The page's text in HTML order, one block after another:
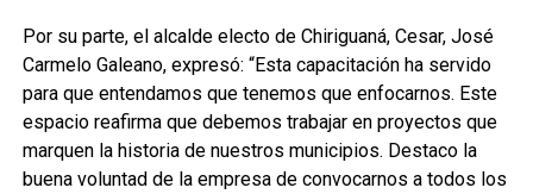
Por su parte, el alcalde electo de Chiriguaná, Cesar, José
Carmelo Galeano, expresó: “Esta capacitación ha servido
para que entendamos que tenemos que enfocarnos. Este
espacio reafirma que debemos trabajar en proyectos que
marquen la historia de nuestros municipios. Destaco la
buena voluntad de la empresa de convocarnos a todos los